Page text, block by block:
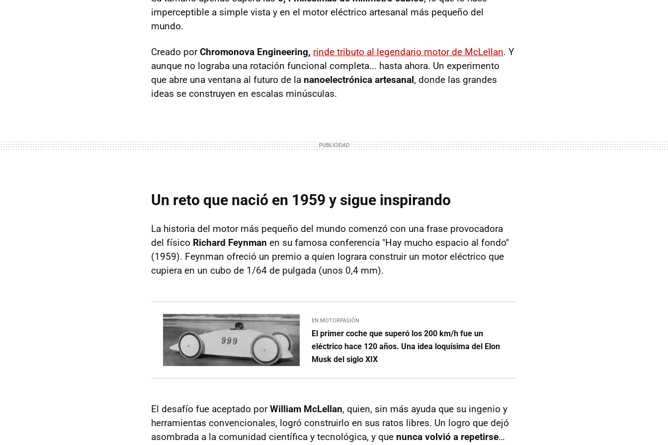
imperceptible a simple vista y en el motor eléctrico artesanal más pequeño del
mundo.
Creado porChromonova Engineering, rinde tributo al legendario motor de McLellan. Y
aunque no lograba una rotación funcional completa... hasta ahora. Un experimento
que abre una ventana al futuro de la nanoelectrónica artesanal, donde las grandes
ideas se construyen en escalas minúsculas.
Un reto que nació en 1959 y sigue inspirando
La historia del motor más pequeño del mundo comenzó con una frase provocadora
del físico Richard Feynman en su famosa conferencia "Hay mucho espacio al fondo"
(1959). Feynman ofreció un premio a quien lograra construir un motor eléctrico que
cupiera en un cubo de 1/64 de pulgada (unos 0,4 mm).
EN MOTORPASIÓN
El primer coche que superó los 200 km/h fue un
eléctrico hace 120 años. Una idea loquísima del Elon
Musk del siglo XIX
El desafío fue aceptado porWilliam McLellan, quien, sin más ayuda que su ingenio y
herramientas convencionales, logró construirlo en sus ratos libres. Un logro que dejó
asombrada a la comunidad científica y tecnológica, y que nunca volvió a repetirse…